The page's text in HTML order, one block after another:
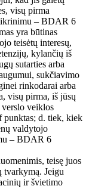
visų pirma
– BDAR 6
yra būtinas
teisėtų interesų,
kylančių iš
sutarties arba
sukčiavimo
rinkodarai arba
visų pirma, iš jūsų
veiklos
d. tiek, kiek
valdytojo
– BDAR 6
teisę juos
tvarkymą. Jeigu
ir švietimo